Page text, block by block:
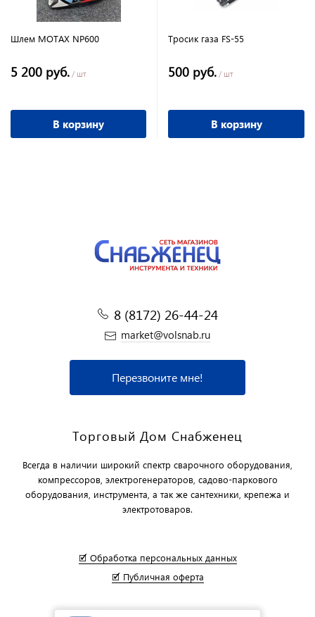
Шлем MOTAX NP600
5 200 руб. / шт
В корзину
Тросик газа FS-55
500 руб. / шт
В корзину
8 (8172) 26-44-24
market@volsnab.ru
Перезвоните мне!
Торговый Дом Снабженец
Всегда в наличии широкий спектр сварочного оборудования,
компрессоров, электрогенераторов, садово-паркового
оборудования, инструмента, а так же сантехники, крепежа и
электротоваров.
🗹 Обработка персональных данных
🗹 Публичная оферта